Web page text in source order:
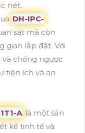
nét.
DH-IPC-
sát mà còn
gian lắp đặt. Với
chống ngược
tiện ích và an
A là một sản
kế tinh tế và